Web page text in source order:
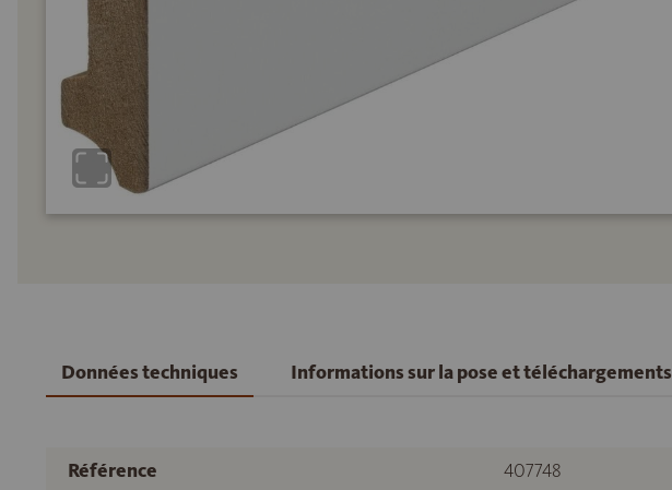
Données techniques Informations sur la pose et téléchargements
Référence
407748